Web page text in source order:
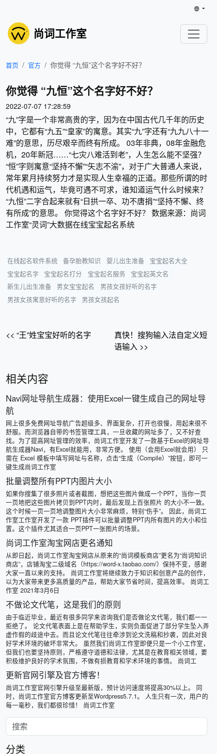
尚词工作室
首页 官方 你觉得 “九恒”这个名字好不好？
你觉得 “九恒”这个名字好不好？
2022-07-07 17:28:59
“九”字是一个非常高贵的字，因为在中国古代几千年的历史
中，它都有“九五”“皇家”的寓意。其实“九”字还有“九九八十一
难”的意思，历尽艰辛而终有所成。 03年非典，08年金融危
机，20年新冠……“七灾八难活到老”，人生怎么能不坚强？
“恒”字则寓意“坚持不懈”“矢志不渝”，对于广大普通人来说，
常年累月持续努力才是实现人生幸福的正道。那些所谓的时
代机遇和运气，毕竟可遇不可求，谁知道运气什么时候来？
“九恒”二字合起来就有“日拱一卒、功不唐捐”“坚持不懈、终
有所成”的意思。 你觉得这个名字好不好？ 数据来源：尚词
工作室“灵词”大数据在线宝宝起名系统
在线起名软件系统 备孕胎教知识 婴儿出生准备
宝宝起名大全
宝宝起名字
宝宝起名打分 宝宝起名服务
宝宝起英文名
新生儿出生准备
男女宝宝起名
男孩女孩好听的名字
男孩女孩寓意好听的名字
男孩女孩起名
<< “王”姓宝宝好听的名字
真快！搜狗输入法自定义短
语输入 >>
相关内容
Navi网址导航生成器：使用Excel一键生成自己的网址导
航
网上很多免费网址导航广告超级多、界面复杂，打开也很慢，用起来很不
舒服。而浏览器自带的书签管理工具，一旦收藏的网址多了，又不好查
找。为了提高网址管理的效率，尚词工作室开发了一款基于Excel的网址导
航生成器Navi，有Excel就能用，非常方便。 使用（会用Excel就会用） 只
需在 Excel 模板中填写网址与名称，点击“生成（Compile）”按钮，即可一
键生成尚词工作室
批量调整所有PPT内图片大小
如果你搜集了很多照片或者截图，想把这些图片做成一个PPT，当你一页
一页地把这些图片拷贝到PPT内时，最后发现上百张照片 的大小不一致。
这个时候一页一页地调整图片大小非常麻烦，特别“伤手”。 因此，尚词工
作室工作室开发了一款 PPT插件可以批量调整PPT内所有图片的大小和位
置。这个插件尤其适合一页PPT一张图片的场景。
尚词工作室淘宝网店更名通知
从即日起，尚词工作室淘宝网店从原来的“尚词模板商店”更名为“尚词知识
商店”，店铺淘宝二级域名（https://word-x.taobao.com/）保持不变，感谢
大家一直以来的支持。 尚词工作室将继续致力于知识和创意产品的创作，
以为大家带来更多高质量的产品，帮助大家节省时间，提高效率。 尚词工
作室 2021年3月6日
不做论文代笔，这是我们的原则
由于临近毕业，最近有很多同学来咨询我们是否做论文代笔，我们都一一
拒绝了。 论文代笔表面上是在帮助学生，实则负面促进了部分学生坠入弄
虚作假的歧途中去。而且论文代笔往往牵涉到论文洗稿和抄袭，因此对良
好学术环境的破坏非常大。 虽然我们尚词工作室即便只是一个小工作室，
但我们也要坚持原则，严格遵守道德和法律，尤其是在教育相关领域，要
积极维护良好的学术氛围，不做有损教育和学术环境的事情。 尚词工
更新官网引擎及官方博客！
尚词工作室官网引擎升级至最新版，预计访问速度将提高30%以上。 同
时，尚词工作室官方博客更新至Wordpress5.7.1。 人生只有一次，用户的
每一毫秒，我们都很珍惜！ 尚词工作室
分类